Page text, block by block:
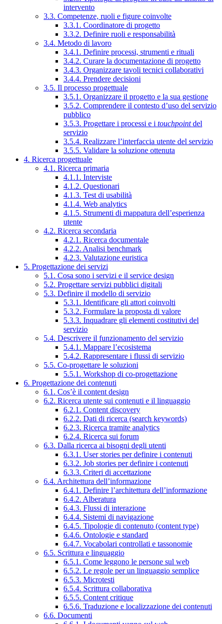
intervento
3.3. Competenze, ruoli e figure coinvolte
3.3.1. Coordinatore di progetto
3.3.2. Definire ruoli e responsabilità
3.4. Metodo di lavoro
3.4.1. Definire processi, strumenti e rituali
3.4.2. Curare la documentazione di progetto
3.4.3. Organizzare tavoli tecnici collaborativi
3.4.4. Prendere decisioni
3.5. Il processo progettuale
3.5.1. Organizzare il progetto e la sua gestione
3.5.2. Comprendere il contesto d’uso del servizio
pubblico
3.5.3. Progettare i processi e i touchpointdel
servizio
3.5.4. Realizzare l’interfaccia utente del servizio
3.5.5. Validare la soluzione ottenuta
4. Ricerca progettuale
4.1. Ricerca primaria
4.1.1. Interviste
4.1.2. Questionari
4.1.3. Test di usabilità
4.1.4. Web analytics
4.1.5. Strumenti di mappatura dell’esperienza
utente
4.2. Ricerca secondaria
4.2.1. Ricerca documentale
4.2.2. Analisi benchmark
4.2.3. Valutazione euristica
5. Progettazione dei servizi
5.1. Cosa sono i servizi e il service design
5.2. Progettare servizi pubblici digitali
5.3. Definire il modello di servizio
5.3.1. Identificare gli attori coinvolti
5.3.2. Formulare la proposta di valore
5.3.3. Inquadrare gli elementi costitutivi del
servizio
5.4. Descrivere il funzionamento del servizio
5.4.1. Mappare l’ecosistema
5.4.2. Rappresentare i flussi di servizio
5.5. Co-progettare le soluzioni
5.5.1. Workshop di co-progettazione
6. Progettazione dei contenuti
6.1. Cos’è il content design
6.2. Ricerca utente sui contenuti e il linguaggio
6.2.1. Content discovery
6.2.2. Dati di ricerca (search keywords)
6.2.3. Ricerca tramite analytics
6.2.4. Ricerca sui forum
6.3. Dalla ricerca ai bisogni degli utenti
6.3.1. User stories per definire i contenuti
6.3.2. Job stories per definire i contenuti
6.3.3. Criteri di accettazione
6.4. Architettura dell’informazione
6.4.1. Definire l’architettura dell’informazione
6.4.2. Alberatura
6.4.3. Flussi di interazione
6.4.4. Sistemi di navigazione
6.4.5. Tipologie di contenuto (content type)
6.4.6. Ontologie e standard
6.4.7. Vocabolari controllati e tassonomie
6.5. Scrittura e linguaggio
6.5.1. Come leggono le persone sul web
6.5.2. Le regole per un linguaggio semplice
6.5.3. Microtesti
6.5.4. Scrittura collaborativa
6.5.5. Content critique
6.5.6. Traduzione e localizzazione dei contenuti
6.6. Documenti